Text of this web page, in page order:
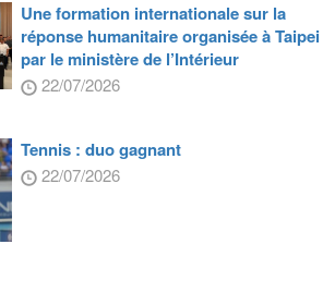
Une formation internationale sur la
réponse humanitaire organisée à Taipei
par le ministère de l’Intérieur
22/07/2026
Tennis : duo gagnant
22/07/2026